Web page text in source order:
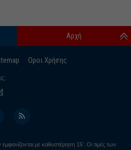
Οροι Χρήσης
Αρχή
με καθυστέρηση 15’. Οι τιμές των